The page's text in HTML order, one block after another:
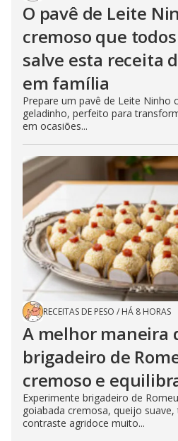
O pavê de Leite
cremoso que
salve esta receita
em família
Prepare um pavê de Leite Ninho
geladinho, perfeito para
em ocasiões...
RECEITAS DE PESO / HÁ 8 HORAS
A melhor maneira
brigadeiro de
cremoso e
Experimente brigadeiro de
goiabada cremosa, queijo
contraste agridoce muito...